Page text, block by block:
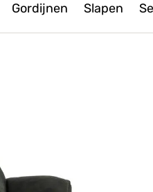
Gordijnen Slapen